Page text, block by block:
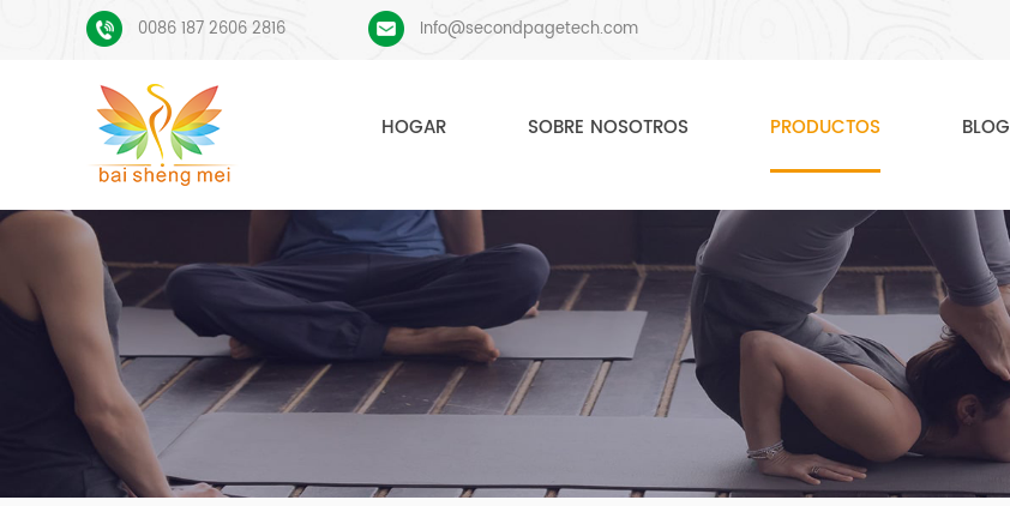
0086 187 2606 2816 Info@secondpagetech.com
HOGAR SOBRE NOSOTROS PRODUCTOS BLOG